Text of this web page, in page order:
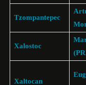
Tzompantepec
Xalostoc
Xaltocan